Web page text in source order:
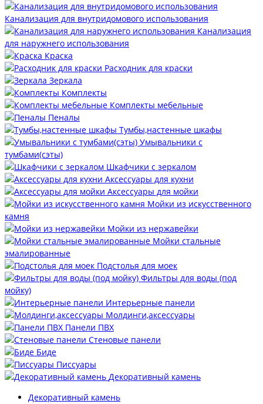
Канализация для внутридомового использования
Канализация
для наружнего использования
Краска
Расходник для краски
Зеркала
Комплекты
Комплекты мебельные
Пеналы
Тумбы,настенные шкафы
Умывальники с
тумбами(сэты)
Шкафчики с зеркалом
Аксессуары для кухни
Аксессуары для мойки
Мойки из искусственного
камня
Мойки из нержавейки
Мойки стальные
эмалированные
Подстолья для моек
Фильтры для воды (под
мойку)
Интерьерные панели
Молдинги,аксессуары
Панели ПВХ
Стеновые панели
Биде
Писсуары
Декоративный камень
Декоративный камень